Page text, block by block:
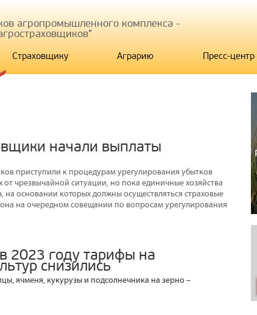
агропромышленного комплекса -
Страховщику Аграрию Пресс-центр
начали выплаты
приступили к процедурам урегулирования убытков
чрезвычайной ситуации, но пока единичные хозяйства
основании которых должны осуществляться страховые
на очередном совещании по вопросам урегулирования
2023 году тарифы на
снизились
ячменя, кукурузы и подсолнечника на зерно –